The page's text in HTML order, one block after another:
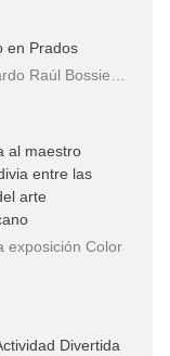
en Prados
Raúl Bossie…
al maestro
entre las
arte
exposición Color
Divertida